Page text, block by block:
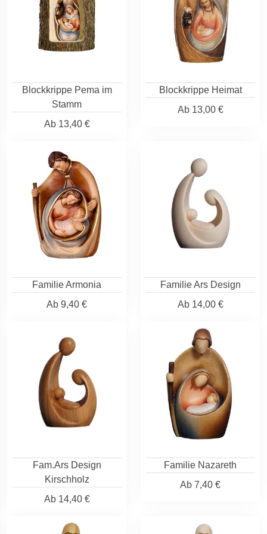
Blockkrippe Pema im
Stamm
Ab13,40 €
Blockkrippe Heimat
Ab13,00 €
Familie Armonia
Ab 9,40 €
Familie Ars Design
Ab14,00 €
Fam.Ars Design
Kirschholz
Ab14,40 €
Familie Nazareth
Ab 7,40 €